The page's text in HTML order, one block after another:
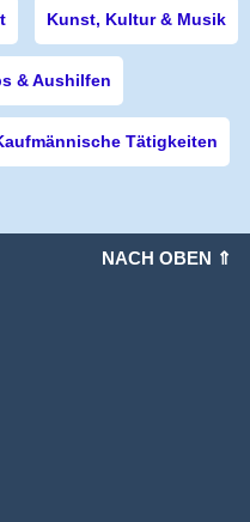
Kunst, Kultur & Musik
& Aushilfen
Tätigkeiten
NACH OBEN ⇑